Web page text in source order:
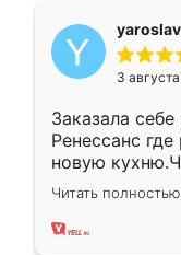
3
Заказала
Ренессанс
новую
вполне
два года,
Читать полностью